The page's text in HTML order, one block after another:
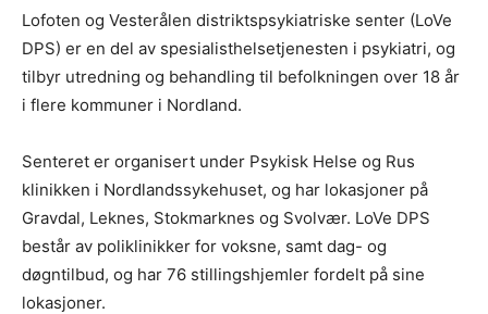
Lofoten og Vesterålen distriktspsykiatriske senter (LoVe
DPS) er en del av spesialisthelsetjenesten i psykiatri, og
tilbyr utredning og behandling til befolkningen over 18 år
i flere kommuner i Nordland.
Senteret er organisert under Psykisk Helse og Rus
klinikken i Nordlandssykehuset, og har lokasjoner på
Gravdal, Leknes, Stokmarknes og Svolvær. LoVe DPS
består av poliklinikker for voksne, samt dag- og
døgntilbud, og har 76 stillingshjemler fordelt på sine
lokasjoner.